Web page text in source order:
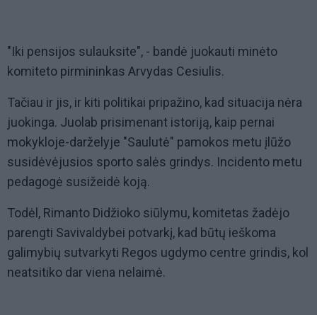
"Iki pensijos sulauksite", - bandė juokauti minėto
komiteto pirmininkas Arvydas Cesiulis.
Tačiau ir jis, ir kiti politikai pripažino, kad situacija nėra
juokinga. Juolab prisimenant istoriją, kaip pernai
mokykloje-darželyje "Saulutė" pamokos metu įlūžo
susidėvėjusios sporto salės grindys. Incidento metu
pedagogė susižeidė koją.
Todėl, Rimanto Didžioko siūlymu, komitetas žadėjo
parengti Savivaldybei potvarkį, kad būtų ieškoma
galimybių sutvarkyti Regos ugdymo centre grindis, kol
neatsitiko dar viena nelaimė.